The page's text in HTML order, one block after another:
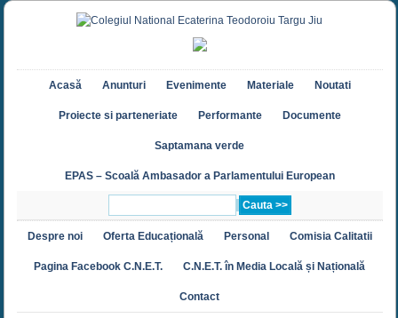
Acasă Anunturi Evenimente Materiale Noutati
Proiecte si parteneriate Performante Documente
Saptamana verde
EPAS – Scoală Ambasador a Parlamentului European
Despre noi Oferta Educațională Personal Comisia Calitatii
Pagina Facebook C.N.E.T. C.N.E.T. în Media Locală și Națională
Contact